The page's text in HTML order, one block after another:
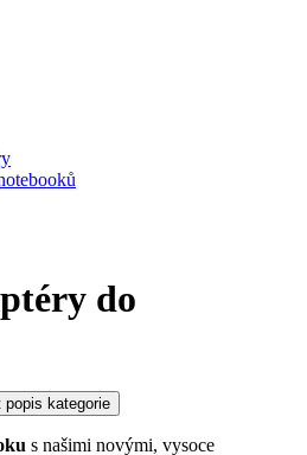
do
popis kategorie
s našimi novými, vysoce